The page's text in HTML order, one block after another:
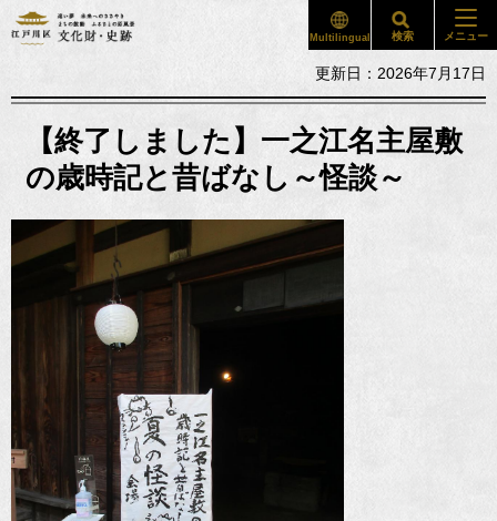
Multilingual 検索 メニュー
更新日：2026年7月17日
【終了しました】一之江名主屋敷
の歳時記と昔ばなし～怪談～